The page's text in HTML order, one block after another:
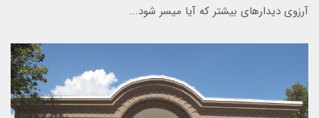
آرزوی دیدارهای بیشتر که آیا میسر شود...